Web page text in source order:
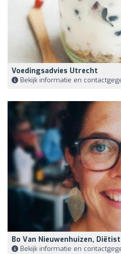
Voedingsadvies Utrecht
Bekijk informatie en
Bo Van Nieuwenhuizen,
Bekijk informatie en